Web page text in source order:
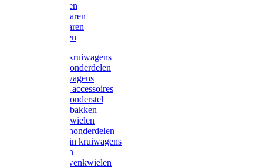
Snoeischaren
Heggenscharen
Takkenscharen
Snoeimessen
Landbouwkruiwagens
Kruiwagenonderdelen
Bouwkruiwagens
Kruiwagen accessoires
Kruiwagenonderstel
Kruiwagenbakken
Kruiwagenwielen
Steekwagenonderdelen
Huis en Tuin kruiwagens
Steekwagen
Bok- en Zwenkwielen